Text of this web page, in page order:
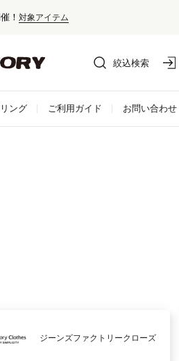
！ 対象アイテム
絞込検索
ング ご利用ガイド お問い合わせ
ジーンズファクトリークローズ